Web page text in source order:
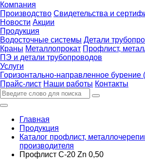
Компания
Производство Свидетельства и
Новости Акции
Продукция
Водосточные системы Детали
Краны Металлопрокат Профлист,
ПЭ и детали трубопроводов
Услуги
Горизонтально-направленное бурение
Прайс-лист Наши работы Контакты
Главная
Продукция
Каталог профлист,
производителя
Профлист С-20 Zn 0,50